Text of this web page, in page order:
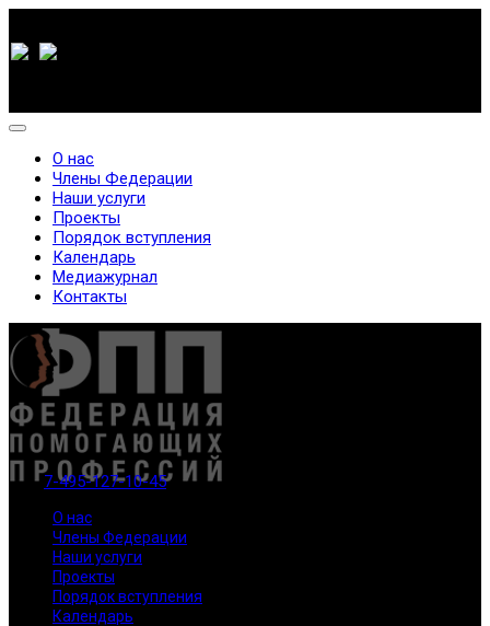
7-495-127-10-45
О нас
Члены Федерации
Наши услуги
Проекты
Порядок вступления
Календарь
Медиажурнал
Контакты
О нас
Члены Федерации
Наши услуги
Проекты
Порядок вступления
Календарь